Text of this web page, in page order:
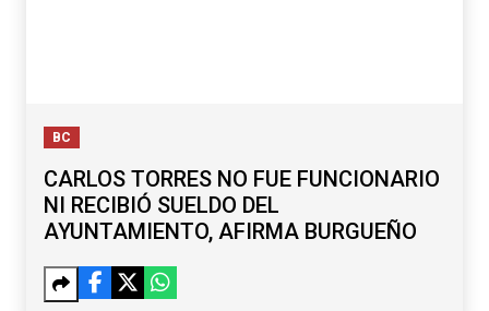
BC
CARLOS TORRES NO FUE FUNCIONARIO
NI RECIBIÓ SUELDO DEL
AYUNTAMIENTO, AFIRMA BURGUEÑO